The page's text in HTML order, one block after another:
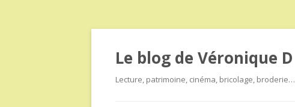
Le blog de Véronique D
Lecture, patrimoine, cinéma, bricolage, broderie…